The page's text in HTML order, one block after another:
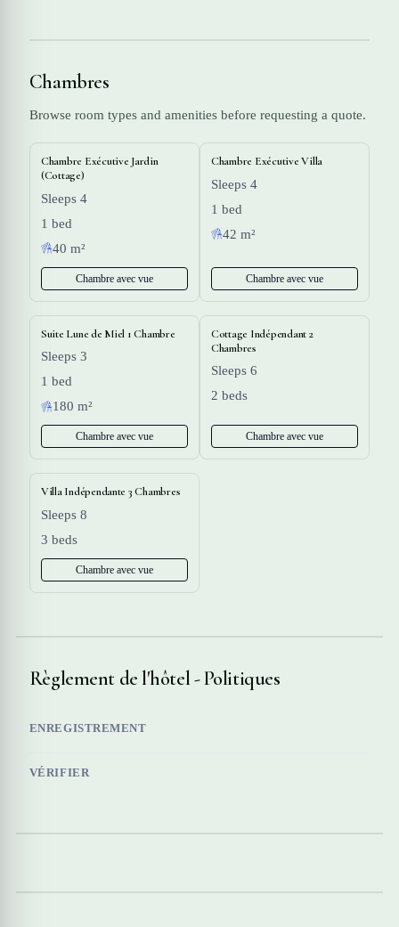
Chambres
Browse room types and amenities before requesting a quote.
Chambre Exécutive Jardin
(Cottage)
Sleeps 4
1 bed
40 m²
Chambre avec vue
Chambre Exécutive Villa
Sleeps 4
1 bed
42 m²
Chambre avec vue
Suite Lune de Miel 1 Chambre
Sleeps 3
1 bed
180 m²
Chambre avec vue
Cottage Indépendant 2
Chambres
Sleeps 6
2 beds
Chambre avec vue
Villa Indépendante 3 Chambres
Sleeps 8
3 beds
Chambre avec vue
Règlement de l'hôtel - Politiques
ENREGISTREMENT
VÉRIFIER